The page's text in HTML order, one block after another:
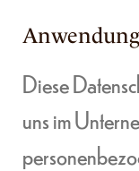
Diese
uns im